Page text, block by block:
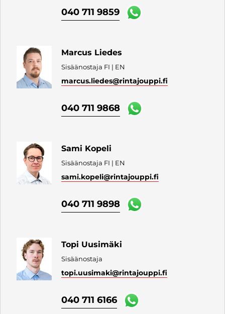
040 711 9859
Marcus Liedes
Sisäänostaja FI | EN
marcus.liedes@rintajouppi.fi
040 711 9868
Sami Kopeli
Sisäänostaja FI | EN
sami.kopeli@rintajouppi.fi
040 711 9898
Topi Uusimäki
Sisäänostaja
topi.uusimaki@rintajouppi.fi
040 711 6166